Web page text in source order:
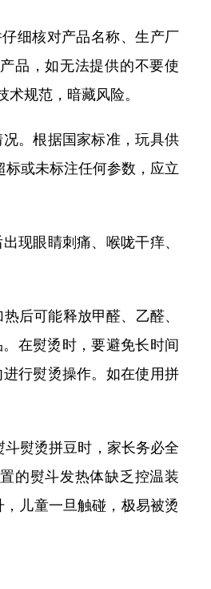
细核对产品名称、生产厂
品，如无法提供的不要使
规范，暗藏风险。
。根据国家标准，玩具供
或未标注任何参数，应立
现眼睛刺痛、喉咙干痒、
后可能释放甲醛、乙醛、
在熨烫时，要避免长时间
行熨烫操作。如在使用拼
熨烫拼豆时，家长务必全
的熨斗发热体缺乏控温装
儿童一旦触碰，极易被烫